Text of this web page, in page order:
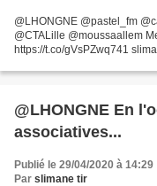
@LHONGNE @pastel_fm
@CTALille @moussaallem
https://t.co/gVsPZwq741
@CTALille @moussaallem...
@LHONGNE En
associatives...
Publié le 29/04/2020 à 14:29
Par slimane tir